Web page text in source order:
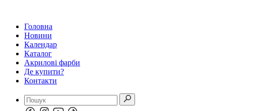
Головна
Новини
Календар
Каталог
Акрилові фарби
Де купити?
Контакти